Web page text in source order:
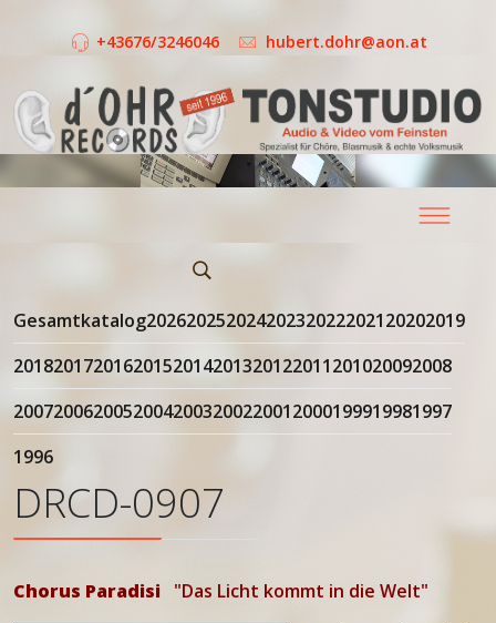
+43676/3246046 hubert.dohr@aon.at
Gesamtkatalog20262025202420232022202120202019
20182017201620152014201320122011201020092008
20072006200520042003200220012000199919981997
1996
DRCD-0907
Chorus Paradisi "Das Licht kommt in die Welt"